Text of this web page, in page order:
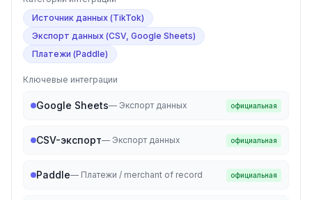
Источник данных (TikTok)
Экспорт данных (CSV, Google Sheets)
Платежи (Paddle)
Ключевые интеграции
Google Sheets— Экспорт данных официальная
CSV-экспорт— Экспорт данных официальная
Paddle— Платежи / merchant of record официальная